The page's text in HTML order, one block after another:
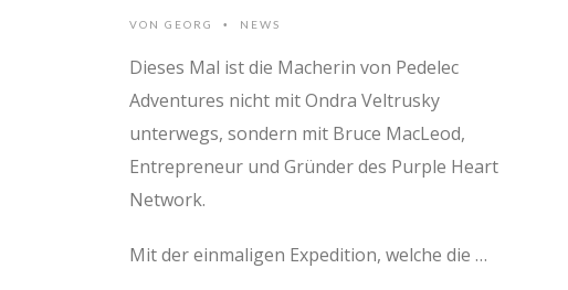
VON GEORG • NEWS
Dieses Mal ist die Macherin von Pedelec
Adventures nicht mit Ondra Veltrusky
unterwegs, sondern mit Bruce MacLeod,
Entrepreneur und Gründer des Purple Heart
Network.
Mit der einmaligen Expedition, welche die …